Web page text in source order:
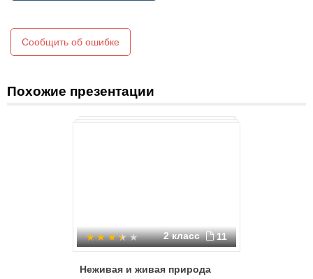
Сообщить об ошибке
Похожие презентации
2 класс 11
Неживая и живая природа